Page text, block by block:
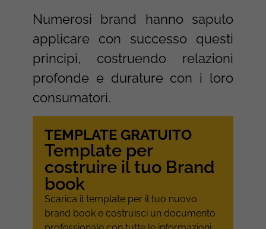
Numerosi brand hanno saputo
applicare con successo questi
principi, costruendo relazioni
profonde e durature con i loro
consumatori.
TEMPLATE GRATUITO
Template per
costruire il tuo Brand
book
Scarica il template per il tuo nuovo
brand book e costruisci un documento